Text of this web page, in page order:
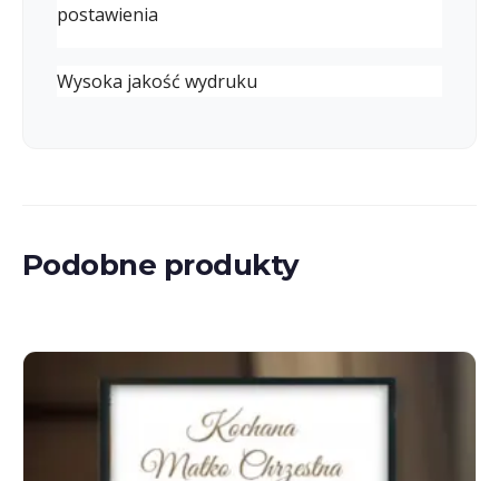
postawienia
Wysoka jakość wydruku
Podobne produkty